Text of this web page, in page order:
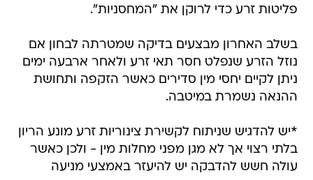
פליטות זרע כדי לרוקן את "המחסניות".
בשלב האחרון מבצעים בדיקה שמטרתה לבחון אם
נוזל הזרע שנפלט חסר תאי זרע ולאחר ארבעה ימים
ניתן לקיים יחסי מין סדירים כאשר הזקפה ותחושת
ההנאה נשמרת במיטבה.
*יש להדגיש שניתוח לקשירת צינוריות זרע מונע הריון
בלתי רצוי אך לא מגן מפני מחלות מין - ולכן כאשר
עולה חשש להדבקה יש להיעזר באמצעי מניעה